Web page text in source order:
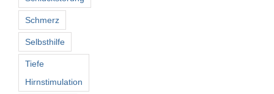
Schmerz
Selbsthilfe
Tiefe
Hirnstimulation